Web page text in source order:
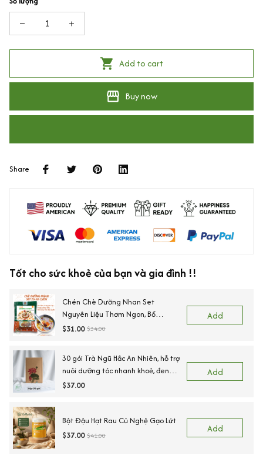
Add to cart
Buy now
Share
Tốt cho sức khoẻ của bạn và gia đình !!
Chén Chè Dưỡng Nhan Set
Nguyên Liệu Thơm Ngon, Bổ
Dưỡng 25 Chén NHALAM FOOD (
$31.00 $34.00
Add
30 gói Trà Ngũ Hắc An Nhiên, hỗ trợ
nuôi dưỡng tóc nhanh khoẻ, đen
tóc, tóc rụng yếu,Nguyên liệu sấy
$37.00
Add
Bột Đậu Hạt Rau Củ Nghệ Gạo Lứt
$37.00 $41.00
Add